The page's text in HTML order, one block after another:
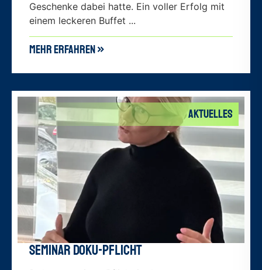
Geschenke dabei hatte. Ein voller Erfolg mit
einem leckeren Buffet ...
mehr erfahren »
Aktuelles
Seminar Doku-Pflicht